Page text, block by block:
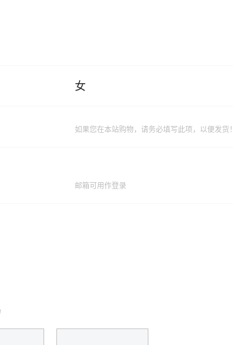
女
如果您在本站购物，请务必填写此项，以便发货！
邮箱可用作登录